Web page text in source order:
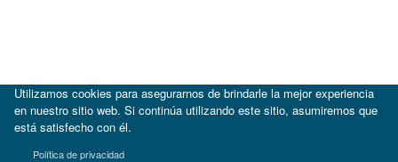
Utilizamos cookies para asegurarnos de brindarle la mejor experiencia
en nuestro sitio web. Si continúa utilizando este sitio, asumiremos que
está satisfecho con él.
Política de privacidad